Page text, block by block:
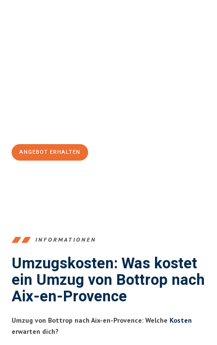
ANGEBOT ERHALTEN
INFORMATIONEN
Umzugskosten: Was kostet
ein Umzug von Bottrop nach
Aix-en-Provence
Umzug von Bottrop nach Aix-en-Provence: Welche Kosten
erwarten dich?